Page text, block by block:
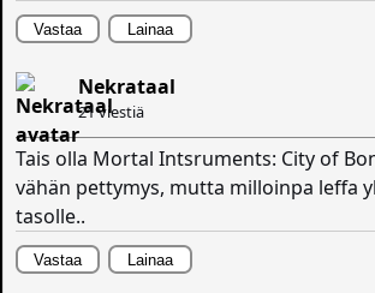
Vastaa Lainaa
Nekrataal
21 viestiä
Tais olla Mortal Intsruments: City of
vähän pettymys, mutta milloinpa leffa
tasolle..
Vastaa Lainaa